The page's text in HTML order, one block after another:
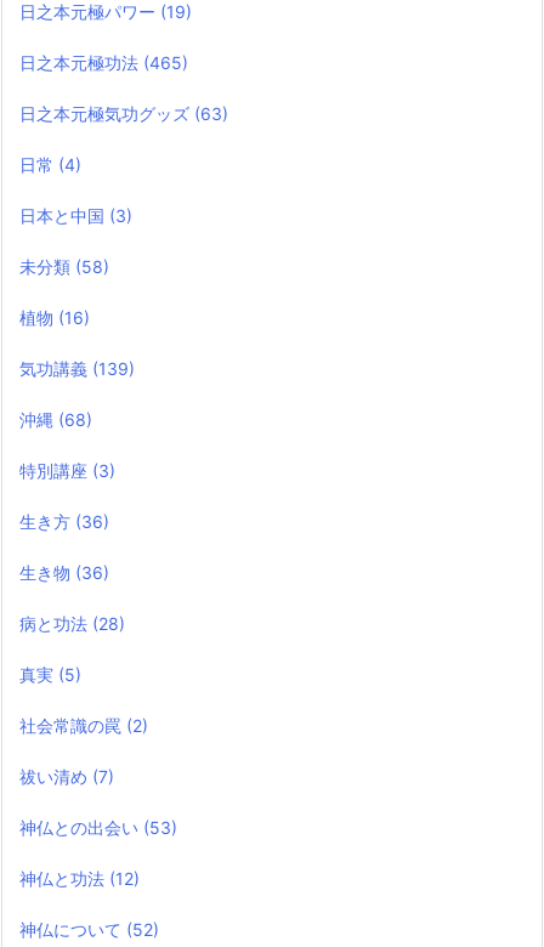
日之本元極パワー (19)
日之本元極功法 (465)
日之本元極気功グッズ (63)
日常 (4)
日本と中国 (3)
未分類 (58)
植物 (16)
気功講義 (139)
沖縄 (68)
特別講座 (3)
生き方 (36)
生き物 (36)
病と功法 (28)
真実 (5)
社会常識の罠 (2)
祓い清め (7)
神仏との出会い (53)
神仏と功法 (12)
神仏について (52)